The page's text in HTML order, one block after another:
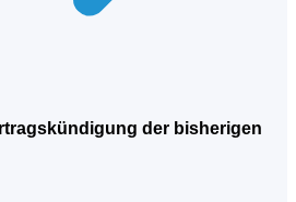
der bisherigen